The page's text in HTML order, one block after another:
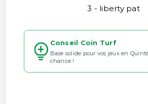
3 - liberty pat
Conseil Coin Turf
Base solide pour vos jeux en
chance !